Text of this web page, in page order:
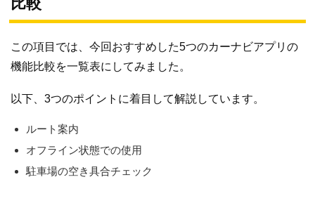
この項目では、今回おすすめした5つのカーナビアプリの
機能比較を一覧表にしてみました。
以下、3つのポイントに着目して解説しています。
ルート案内
オフライン状態での使用
駐車場の空き具合チェック